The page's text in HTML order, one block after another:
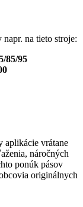
na tieto stroje:
85/95
aplikácie vrátane
náročných
ponúk pásov
originálnych